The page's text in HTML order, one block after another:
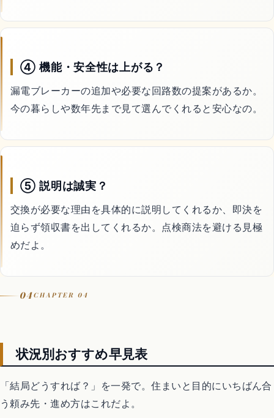
④ 機能・安全性は上がる？
漏電ブレーカーの追加や必要な回路数の提案があるか。
今の暮らしや数年先まで見て選んでくれると安心なの。
⑤ 説明は誠実？
交換が必要な理由を具体的に説明してくれるか、即決を
迫らず領収書を出してくれるか。点検商法を避ける見極
めだよ。
04CHAPTER 04
状況別おすすめ早見表
「結局どうすれば？」を一発で。住まいと目的にいちばん合
う頼み先・進め方はこれだよ。